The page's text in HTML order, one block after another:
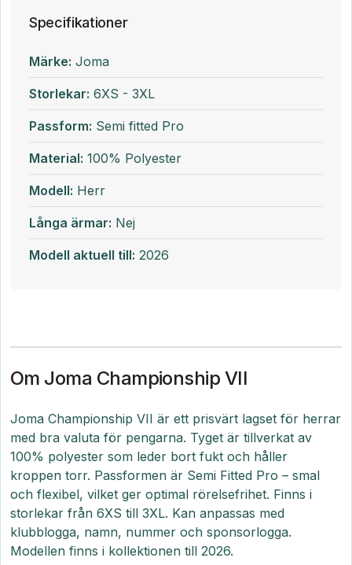
Specifikationer
Märke: Joma
Storlekar: 6XS - 3XL
Passform: Semi fitted Pro
Material: 100% Polyester
Modell: Herr
Långa ärmar: Nej
Modell aktuell till: 2026
Om Joma Championship VII
Joma Championship VII är ett prisvärt lagset för herrar
med bra valuta för pengarna. Tyget är tillverkat av
100% polyester som leder bort fukt och håller
kroppen torr. Passformen är Semi Fitted Pro – smal
och flexibel, vilket ger optimal rörelsefrihet. Finns i
storlekar från 6XS till 3XL. Kan anpassas med
klubblogga, namn, nummer och sponsorlogga.
Modellen finns i kollektionen till 2026.